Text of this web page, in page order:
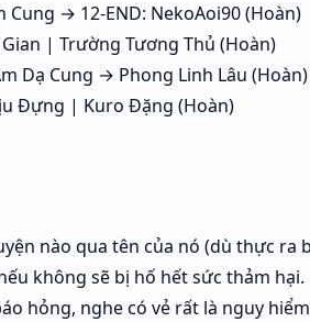
Cung → 12-END: NekoAoi90 (Hoàn)
| Trường Tương Thủ (Hoàn)
Dạ Cung → Phong Linh Lâu (Hoàn)
Đựng | Kuro Đặng (Hoàn)
nào qua tên của nó (dù thực ra
không sẽ bị hố hết sức thảm hại.
hỏng, nghe có vẻ rất là nguy